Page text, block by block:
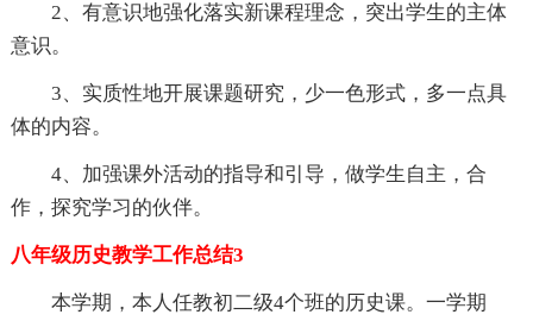
2、有意识地强化落实新课程理念，突出学生的主体
意识。
3、实质性地开展课题研究，少一色形式，多一点具
体的内容。
4、加强课外活动的指导和引导，做学生自主，合
作，探究学习的伙伴。
八年级历史教学工作总结3
本学期，本人任教初二级4个班的历史课。一学期